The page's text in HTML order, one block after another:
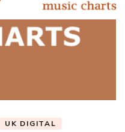
UK DIGITAL